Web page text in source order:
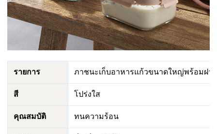
รายการ ภาชนะเก็บอาหารแก้วขนาดใหญ่พร้อมฝา
สี โปร่งใส
คุณสมบัติ ทนความร้อน